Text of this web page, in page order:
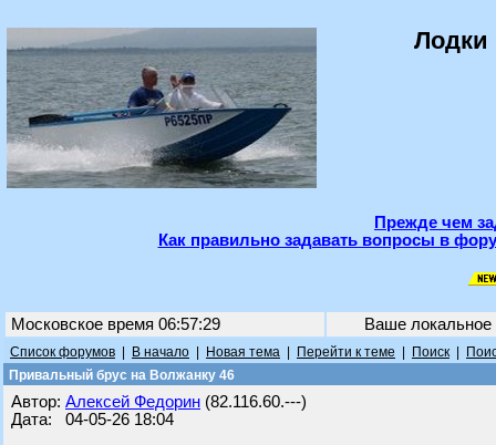
Лодки
Прежде чем
Как правильно задавать вопросы в
Московское время 06:57:29 Ваше
Список форумов В начало Новая тема Перейти к теме Поиск
Привальный брус на Волжанку 46
Автор: Алексей Федорин (82.116.60.---)
Дата: 04-05-26 18:04